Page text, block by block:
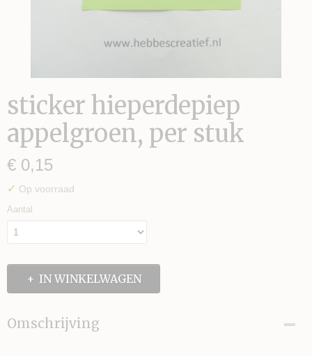
sticker hieperdepiep
appelgroen, per stuk
€ 0,15
✓ Op voorraad
Aantal
IN WINKELWAGEN
Omschrijving
MAKEN